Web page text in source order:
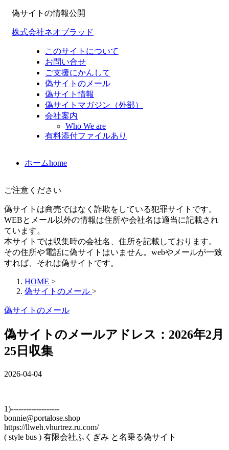
偽サイトの情報公開
株式会社ネオブラッド
このサイトについて
お問い合せ
ご支援にかんして
偽サイトのメール
偽サイト情報
偽サイトマガジン（外部）
会社案内
Who We are
有料添付ファイルあり
ホームhome
ご注意ください
偽サイトは商売ではなく詐欺をしている犯罪サイトです。
WEBとメール以外の情報は住所や会社名は適当に記載され
ています。
本サイトでは収集時の会社名、住所を記載しております。
その住所や電話に偽サイトはいません。webやメールが一致
すれば、それは偽サイトです。
HOME >
偽サイトのメール >
偽サイトのメール
偽サイトのメールアドレス：2026年2月
25日収集
2026-04-04
1)-------------------
bonnie@portalose.shop
https://llweh.vhurtrez.ru.com/
( style bus ) 有限会社ふくぎみ と名乗る偽サイト